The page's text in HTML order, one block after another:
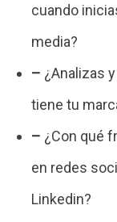
cuando
media?
– ¿Analizas
tiene tu
– ¿Con qué
en redes
Linkedin?